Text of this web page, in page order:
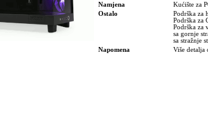
Namjena
Kućište za
Ostalo
Podrška za
Podrška za
Podrška za
sa gornje
sa stražnje
Napomena
Više detalja